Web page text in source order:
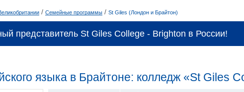
/ Семейные программы / St Giles (Лондон и Брайтон)
представитель St Giles College - Brighton в России!
языка в Брайтоне: колледж «St Giles